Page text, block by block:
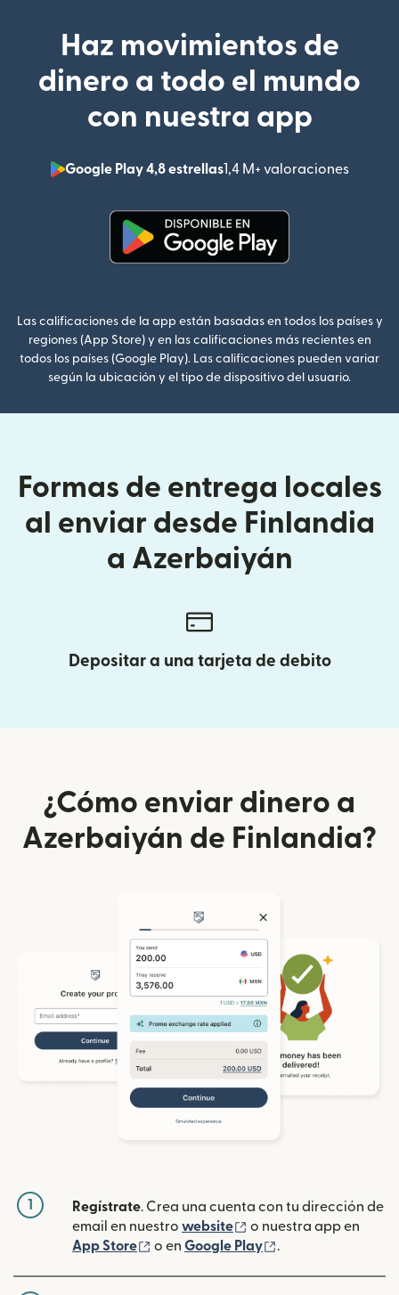
Haz movimientos de
dinero a todo el mundo
con nuestra app
Google Play 4,8 estrellas1,4 M+ valoraciones
(se
Las calificaciones de la app están basadas en todos los países y
regiones (App Store) y en las calificaciones más recientes en
todos los países (Google Play). Las calificaciones pueden variar
según la ubicación y el tipo de dispositivo del usuario.
Formas de entrega locales
al enviar desde Finlandia
a Azerbaiyán
Depositar a una tarjeta de debito
¿Cómo enviar dinero a
Azerbaiyán de Finlandia?
1 Regístrate. Crea una cuenta con tu dirección de
email en nuestro website (se abre en una
o nuestra app en
App Store
(se abre en una ventana nueva)
o en Google Play .